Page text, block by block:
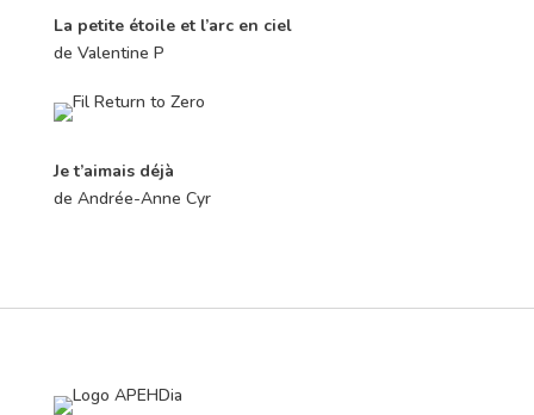
La petite étoile et l’arc en ciel
de Valentine P
Je t’aimais déjà
de Andrée-Anne Cyr